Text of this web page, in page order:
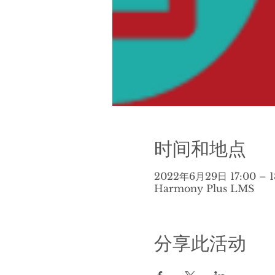
时间和地点
2022年6月29日 17:00 –
Harmony Plus LMS
分享此活动